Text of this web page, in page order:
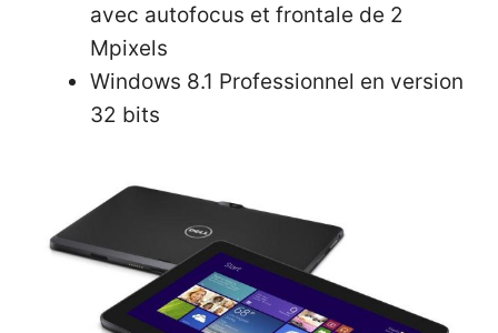
avec autofocus et frontale de 2
Mpixels
Windows 8.1 Professionnel en version
32 bits